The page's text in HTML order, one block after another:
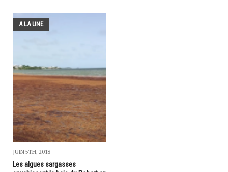
A LA UNE
JUIN 5TH, 2018
Les algues sargasses